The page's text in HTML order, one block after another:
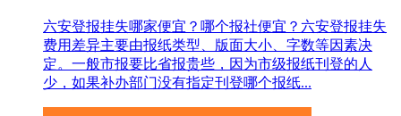
六安登报挂失哪家便宜？哪个报社便宜？六安登报挂失
费用差异主要由报纸类型、版面大小、字数等因素决
定。一般市报要比省报贵些，因为市级报纸刊登的人
少，如果补办部门没有指定刊登哪个报纸...